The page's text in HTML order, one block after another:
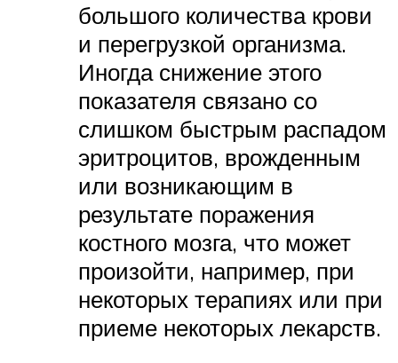
большого количества крови
и перегрузкой организма.
Иногда снижение этого
показателя связано со
слишком быстрым распадом
эритроцитов, врожденным
или возникающим в
результате поражения
костного мозга, что может
произойти, например, при
некоторых терапиях или при
приеме некоторых лекарств.